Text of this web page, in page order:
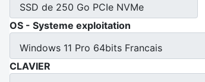
SSD de 250 Go PCIe NVMe
OS - Systeme exploitation
Windows 11 Pro 64bits Francais
CLAVIER